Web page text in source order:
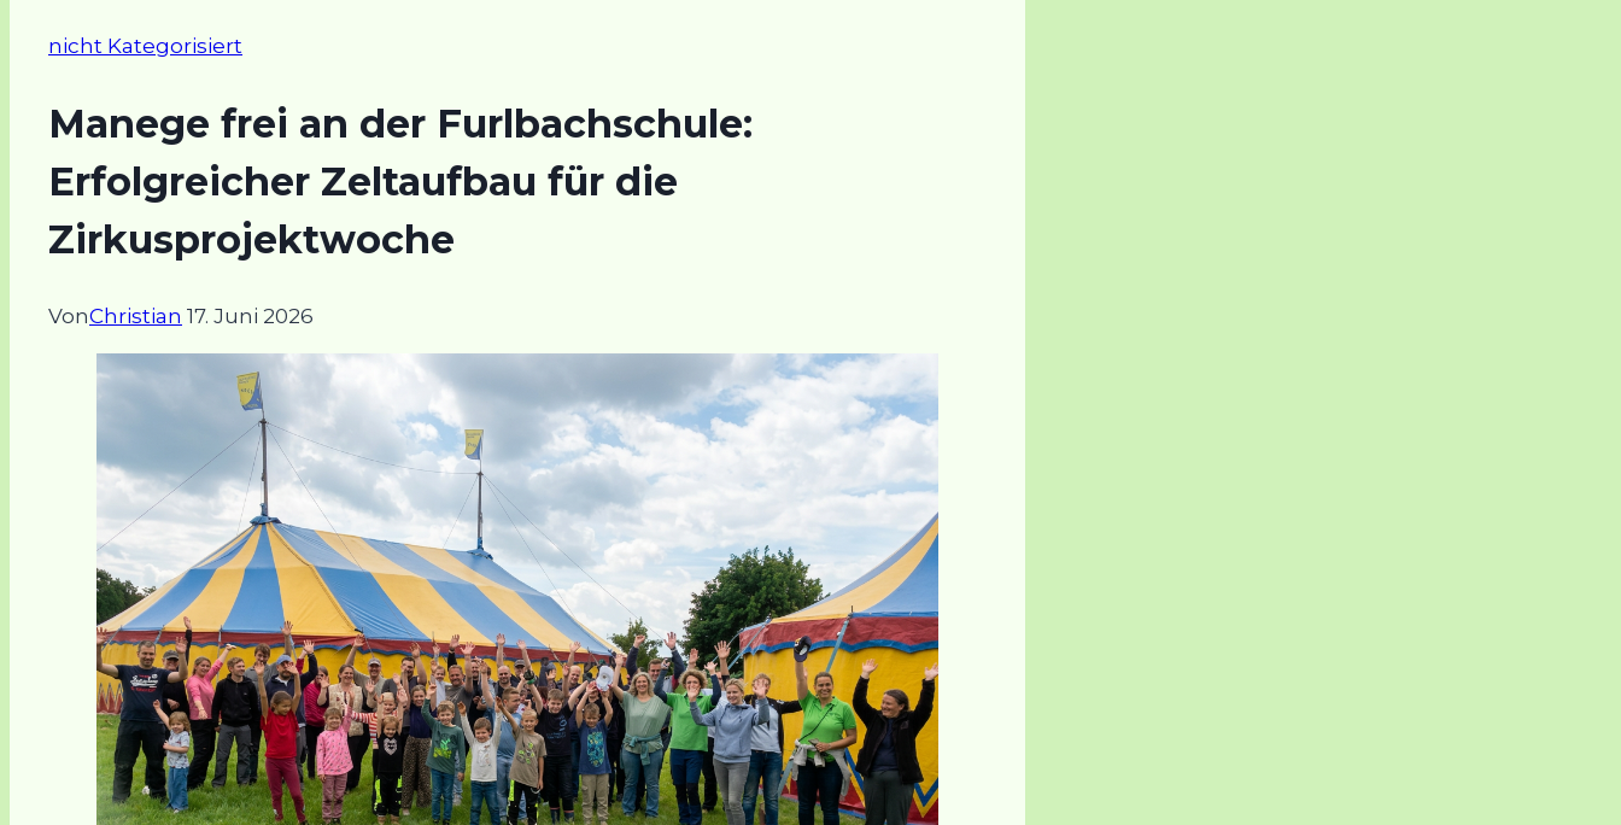
nicht Kategorisiert
Manege frei an der Furlbachschule:
Erfolgreicher Zeltaufbau für die
Zirkusprojektwoche
VonChristian 17. Juni 2026